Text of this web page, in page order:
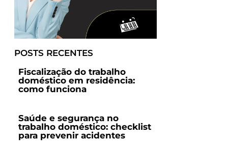
POSTS RECENTES
Fiscalização do trabalho
doméstico em residência:
como funciona
Saúde e segurança no
trabalho doméstico: checklist
para prevenir acidentes